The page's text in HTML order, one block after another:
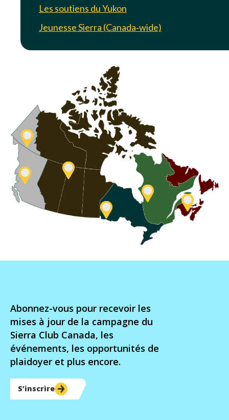
Les soutiens du Yukon
Jeunesse Sierra (Canada‑wide)
Prairie
Ontario
Québec
Les soutiens en CB
Les soutiens du Yukon
Abonnez-vous pour recevoir les
mises à jour de la campagne du
Sierra Club Canada, les
événements, les opportunités de
plaidoyer et plus encore.
S’inscrire